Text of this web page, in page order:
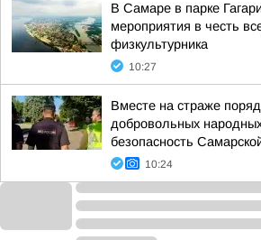
В Самаре в парке
мероприятия в честь
физкультурника
10:27
Вместе на страже
добровольных
безопасность
10:24